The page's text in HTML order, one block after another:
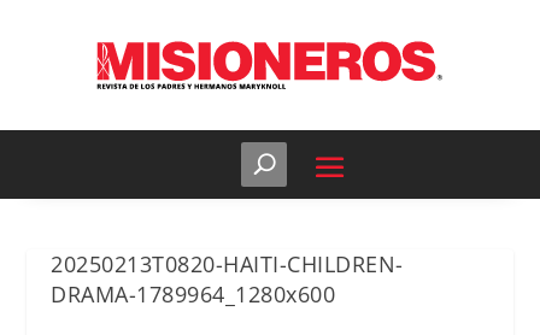
20250213T0820-HAITI-CHILDREN-
DRAMA-1789964_1280x600